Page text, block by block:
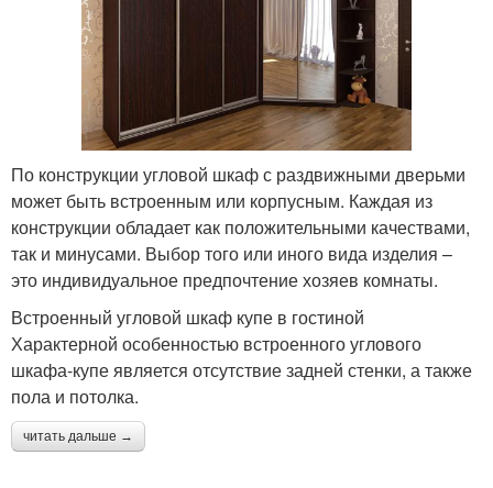
По конструкции угловой шкаф с раздвижными дверьми
может быть встроенным или корпусным. Каждая из
конструкции обладает как положительными качествами,
так и минусами. Выбор того или иного вида изделия –
это индивидуальное предпочтение хозяев комнаты.
Встроенный угловой шкаф купе в гостиной
Характерной особенностью встроенного углового
шкафа-купе является отсутствие задней стенки, а также
пола и потолка.
читать дальше →